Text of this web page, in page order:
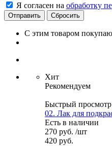
Я согласен на обработку
Сбросить
С этим товаром
Хит
Рекомендуем
Быстрый просмотр
02. Лак для
Есть в наличии
270 руб. /шт
420 руб.